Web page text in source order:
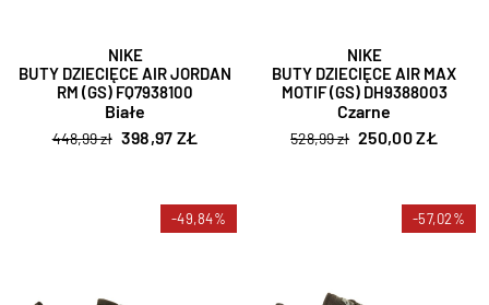
NIKE
BUTY DZIECIĘCE AIR JORDAN
RM (GS) FQ7938100
Białe
448,99 zł 398,97 ZŁ
NIKE
BUTY DZIECIĘCE AIR MAX
MOTIF (GS) DH9388003
Czarne
528,99 zł 250,00 ZŁ
-49,84% -57,02%